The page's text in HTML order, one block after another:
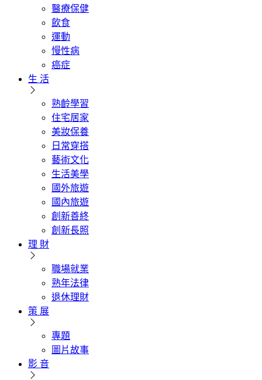
醫療保健
飲食
運動
慢性病
癌症
生 活
熟齡學習
住宅居家
美妝保養
日常穿搭
藝術文化
生活美學
國外旅遊
國內旅遊
創新善終
創新長照
理 財
職場就業
熟年法律
退休理財
策 展
專題
圖片故事
影 音